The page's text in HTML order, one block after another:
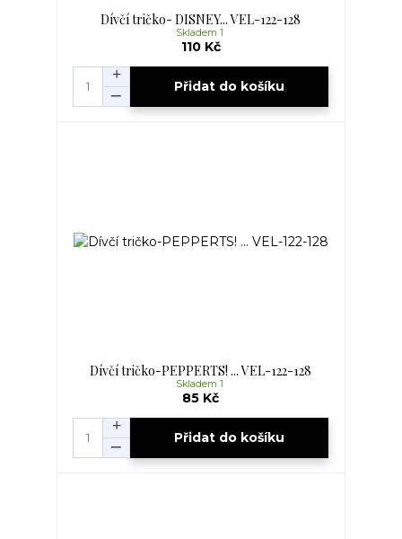
Dívčí tričko- DISNEY... VEL-122-128
110 Kč
Skladem 1
Přidat do košíku
Dívčí tričko-PEPPERTS! ... VEL-122-128
85 Kč
Skladem 1
Přidat do košíku